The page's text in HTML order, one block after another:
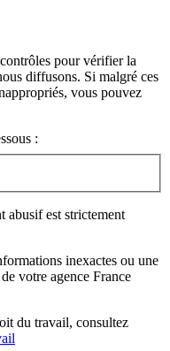
pour vérifier la
diffusons. Si malgré ces
vous pouvez
:
abusif est strictement
inexactes ou une
votre agence France
du travail, consultez